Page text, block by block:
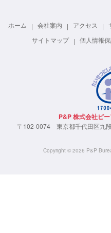
ホーム 会社案内 アクセス
サイトマップ
個人情報
P&P 株式会社ピ
〒102-0074 東京都千代田区九
Copyright © 2026 P&P